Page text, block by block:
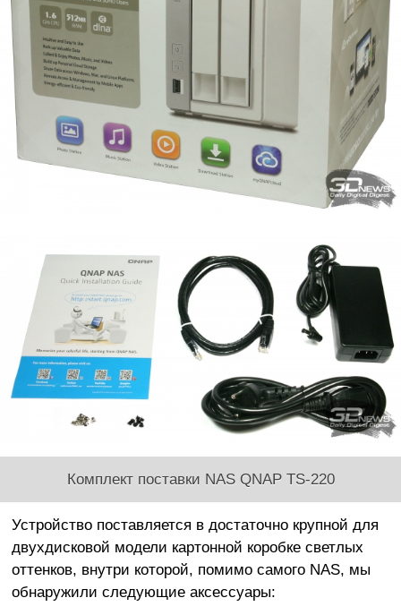
Комплект поставки NAS QNAP TS-220
Устройство поставляется в достаточно крупной для
двухдисковой модели картонной коробке светлых
оттенков, внутри которой, помимо самого NAS, мы
обнаружили следующие аксессуары: